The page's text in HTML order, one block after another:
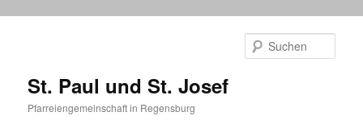
St. Paul und St. Josef
Pfarreiengemeinschaft in Regensburg